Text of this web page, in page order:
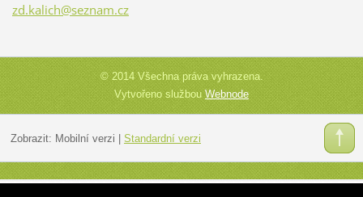
zd.kalich@seznam.cz
© 2014 Všechna práva vyhrazena.
Vytvořeno službouWebnode
Zobrazit: Mobilní verzi Standardní verzi